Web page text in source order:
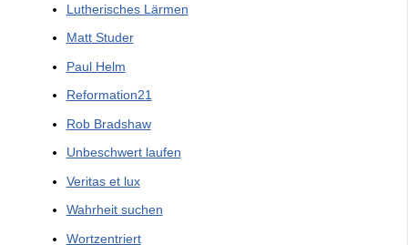
Lutherisches Lärmen
Matt Studer
Paul Helm
Reformation21
Rob Bradshaw
Unbeschwert laufen
Veritas et lux
Wahrheit suchen
Wortzentriert